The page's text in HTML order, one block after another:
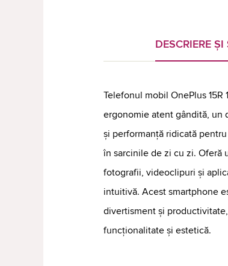
DESCRIERE
Telefonul mobil OnePlus 15R
ergonomie atent gândită, un
și performanță ridicată
în sarcinile de zi cu zi. Oferă
fotografii, videoclipuri și
intuitivă. Acest smartphone
divertisment și
funcționalitate și estetică.